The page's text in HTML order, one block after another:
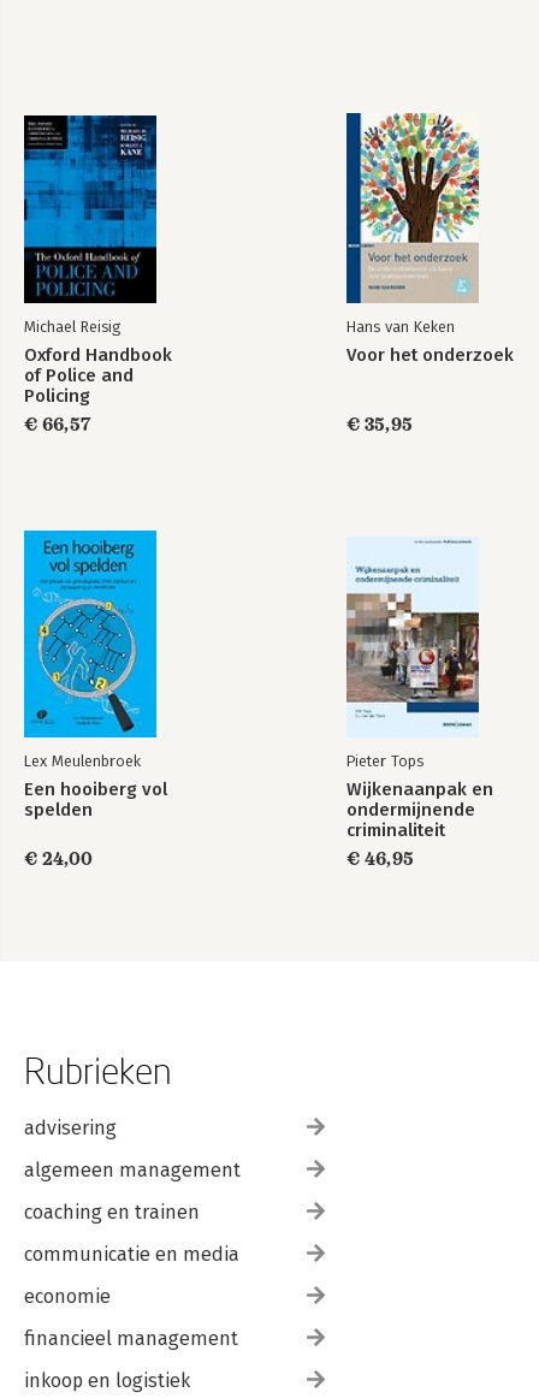
Ontwikkelingspsychopathologie
bij kinderen en
jeugdigen
Basisboek
psychologie
Bekijk alle boeken
Michael Reisig
Oxford Handbook
of Police and
Policing
€ 66,57
Hans van Keken
Voor het onderzoek
€ 35,95
Lex Meulenbroek
Een hooiberg vol
spelden
€ 24,00
Pieter Tops
Wijkenaanpak en
ondermijnende
criminaliteit
€ 46,95
Rubrieken
advisering
algemeen management
coaching en trainen
communicatie en media
economie
financieel management
inkoop en logistiek